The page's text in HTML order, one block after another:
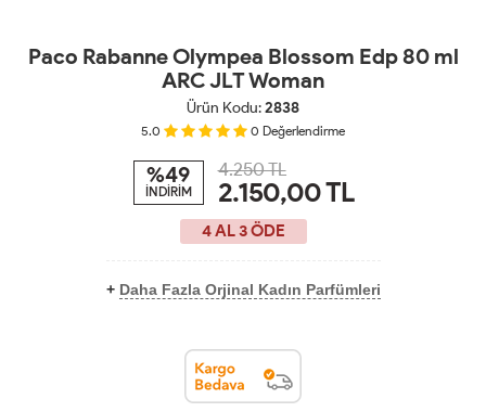
Paco Rabanne Olympea Blossom Edp 80 ml
ARC JLT Woman
Ürün Kodu:2838
5.0 0 Değerlendirme
%49
İNDİRİM
4.250 TL
2.150,00TL
4 AL 3 ÖDE
+ Daha Fazla Orjinal Kadın Parfümleri